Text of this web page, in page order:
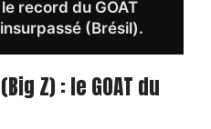
record du GOAT
(Brésil).
Z) : le GOAT du